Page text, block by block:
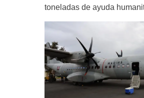
toneladas de ayuda